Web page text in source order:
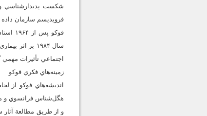
شكست پديدارشناسي
فرويديسم سازمان داده
سال ۱۹۸۴ بر
اجتماعي تأثيرات
زمينه‌هاي فكري فوكو
انديشه‌هاي فوكو از
هگل‌شناس فرانسوي و
و از طريق مطالعة آثار